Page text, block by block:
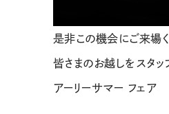
是非この機会にご来場く
皆さまのお越しをスタッ
アーリーサマー フェア